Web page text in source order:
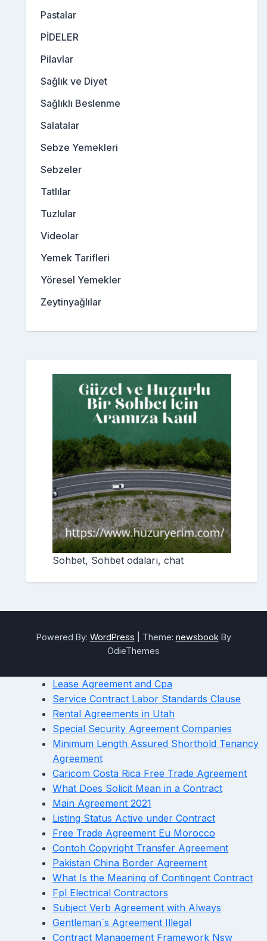
Pastalar
PİDELER
Pilavlar
Sağlık ve Diyet
Sağlıklı Beslenme
Salatalar
Sebze Yemekleri
Sebzeler
Tatlılar
Tuzlular
Videolar
Yemek Tarifleri
Yöresel Yemekler
Zeytinyağlılar
Sohbet, Sohbet odaları, chat
Powered By: WordPress Theme: newsbook By
OdieThemes
Lease Agreement and Cpa
Service Contract Labor Standards Clause
Rental Agreements in Utah
Special Security Agreement Companies
Minimum Length Assured Shorthold Tenancy
Agreement
Caricom Costa Rica Free Trade Agreement
What Does Solicit Mean in a Contract
Main Agreement 2021
Listing Status Active under Contract
Free Trade Agreement Eu Morocco
Contoh Copyright Transfer Agreement
Pakistan China Border Agreement
What Is the Meaning of Contingent Contract
Fpl Electrical Contractors
Subject Verb Agreement with Always
Gentleman`s Agreement Illegal
Contract Management Framework Nsw